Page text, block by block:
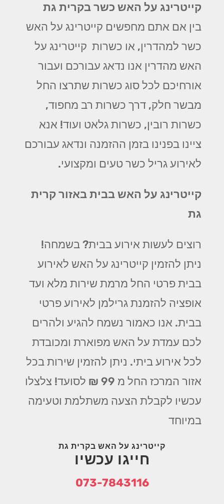
קייטרינג על האש כשר בקרית גת
בין אם אתם מחפשים קייטרינג על האש
כשר למהדרין, או כשרות קייטרינג על
האש מהדרין אנו נדאג עבורכם ועבור
אורחיכם לכל סוג כשרות שתרצו החל
מבשר חלק, דרך כשרות רב מחפוד,
כשרות רובין, כשרות גלאט ועוד! אנא
ציינו בפנינו בזמן ההזמנה ונדאג עבורכם
לאירוע גריל כשר טעים ומקצועי.
קייטרינג על האש בבית באזור קרית
גת
רוצים לעשות אירוע בבית? בשמחה!
ניתן להזמין קייטרינג על האש לאירוע
בבית פרטי החל מרמת שירות מלא ועד
אופציה להזמנת גרילמן לאירוע פרטי
בבית. אנו כאמור נשמח להגיע ולהרים
לכם עמדת על האש מפוארת ומכובדת
לכל אירוע ביתי. ניתן להזמין שירות בכל
אזור המרכז החל מ 99 ₪ לסועד! צלצלו
עכשיו לקבלת הצעה משתלמת וטעימה
במיוחד
קייטרינג על האש בקרית גת
חייגו עכשיו
073-7843116